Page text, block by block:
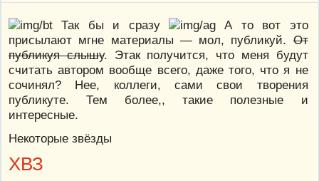
Так бы и сразу
А то вот это
присылают мгне материалы — мол, публикуй.От
публикуя слышу. Этак получится, что меня будут
считать автором вообще всего, даже того, что я не
сочинял? Нее, коллеги, сами свои творения
публикуте. Тем более,, такие полезные и
интересные.
Некоторые звёзды
ХВЗ